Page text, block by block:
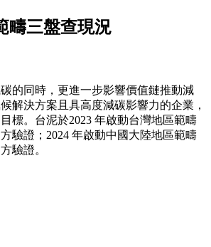
疇三盤查現況
的同時，更進一步影響價值鏈推動減
解決方案且具高度減碳影響力的企業，
標。台泥於2023 年啟動台灣地區範疇
驗證；2024 年啟動中國大陸地區範疇
驗證。